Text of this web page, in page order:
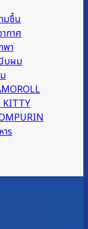
มชื้น
กาศ
า
บผม
KITTY
าร